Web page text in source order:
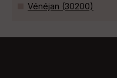
Vénéjan (30200)